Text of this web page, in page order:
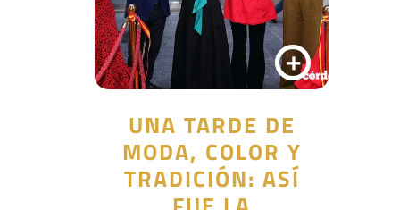
+
UNA TARDE DE
MODA, COLOR Y
TRADICIÓN: ASÍ